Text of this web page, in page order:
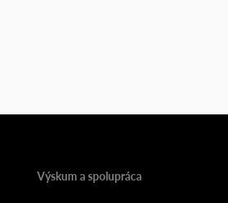
Výskum a spolupráca